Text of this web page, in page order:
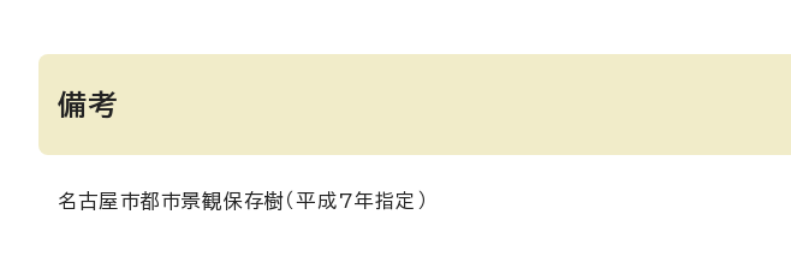
備考
名古屋市都市景観保存樹（平成7年指定）